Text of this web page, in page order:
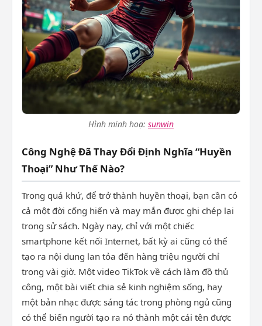
Hình minh hoạ: sunwin
Công Nghệ Đã Thay Đổi Định Nghĩa “Huyền
Thoại” Như Thế Nào?
Trong quá khứ, để trở thành huyền thoại, bạn cần có
cả một đời cống hiến và may mắn được ghi chép lại
trong sử sách. Ngày nay, chỉ với một chiếc
smartphone kết nối Internet, bất kỳ ai cũng có thể
tạo ra nội dung lan tỏa đến hàng triệu người chỉ
trong vài giờ. Một video TikTok về cách làm đồ thủ
công, một bài viết chia sẻ kinh nghiệm sống, hay
một bản nhạc được sáng tác trong phòng ngủ cũng
có thể biến người tạo ra nó thành một cái tên được